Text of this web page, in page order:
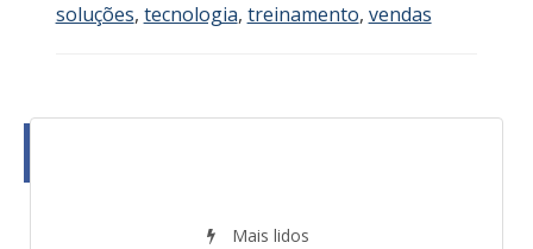
soluções, tecnologia, treinamento, vendas
Mais lidos